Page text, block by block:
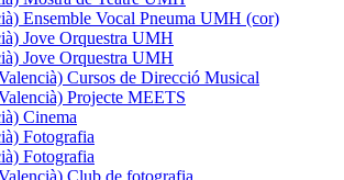
Ensemble Vocal Pneuma UMH (cor)
Jove Orquestra UMH
Jove Orquestra UMH
Cursos de Direcció Musical
Projecte MEETS
Cinema
Fotografia
Fotografia
Club de fotografia